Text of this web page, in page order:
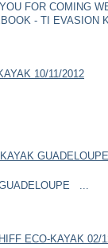
FOR COMING
- TI EVASION
10/11/2012
...
ECO-KAYAK 02/